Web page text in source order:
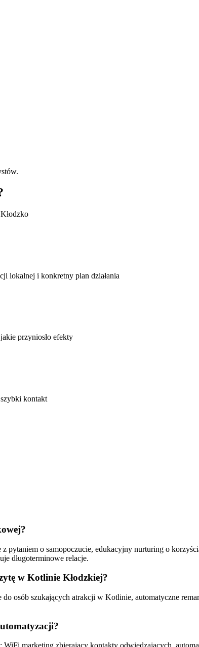
Kłodzko
lokalnej i konkretny plan działania
przyniosło efekty
kontakt
o samopoczucie, edukacyjny nurturing o
długoterminowe relacje.
w Kotlinie Kłodzkiej?
osób szukających atrakcji w Kotlinie, automatyczne